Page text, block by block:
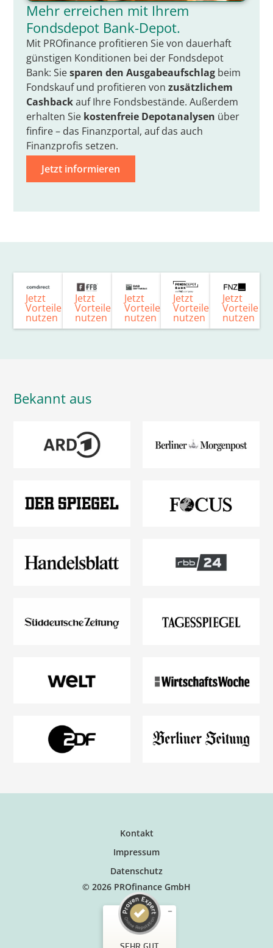
Mehr erreichen mit Ihrem
Fondsdepot Bank-Depot.
Mit PROfinance profitieren Sie von dauerhaft
günstigen Konditionen bei der Fondsdepot
Bank: Siesparen den Ausgabeaufschlagbeim
Fondskauf und profitieren von zusätzlichem
Cashbackauf Ihre Fondsbestände. Außerdem
erhalten Sie kostenfreie Depotanalysen über
finfire – das Finanzportal, auf das auch
Finanzprofis setzen.
Jetzt informieren
Jetzt
Vorteile
nutzen
Jetzt
Vorteile
nutzen
Jetzt
Vorteile
nutzen
Jetzt
Vorteile
nutzen
Jetzt
Vorteile
nutzen
Bekannt aus
Kontakt
Impressum
Datenschutz
© 2026 PROfinance GmbH